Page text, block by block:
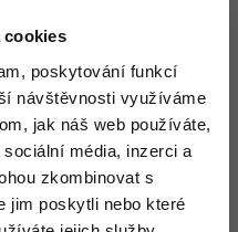
cookies
poskytování funkcí
návštěvnosti využíváme
jak náš web používáte,
média, inzerci a
zkombinovat s
jim poskytli nebo které
3.12.2013 9:51
signály.